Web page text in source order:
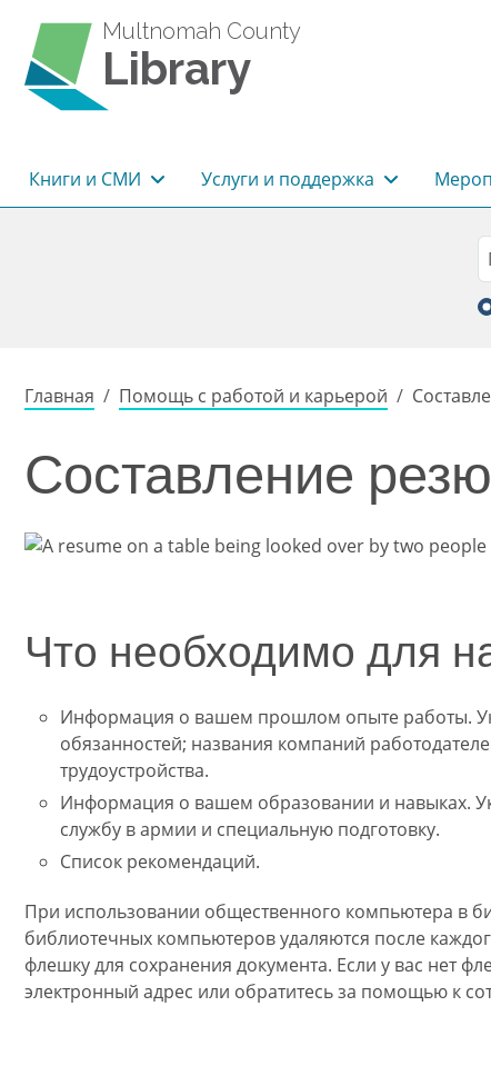
Multnomah County
Library
Основная навигация
Книги и СМИ Услуги и поддержка
Строка навигации
Главная Помощь с работой и карьерой
Составление
Что необходимо для
Информация о вашем прошлом опыте работы.
обязанностей; названия компаний
трудоустройства.
Информация о вашем образовании и навыках.
службу в армии и специальную подготовку.
Список рекомендаций.
При использовании общественного компьютера в
библиотечных компьютеров удаляются после
флешку для сохранения документа. Если у вас нет
электронный адрес или обратитесь за помощью к